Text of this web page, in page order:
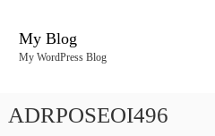
My Blog
My WordPress Blog
ADRPOSEOI496